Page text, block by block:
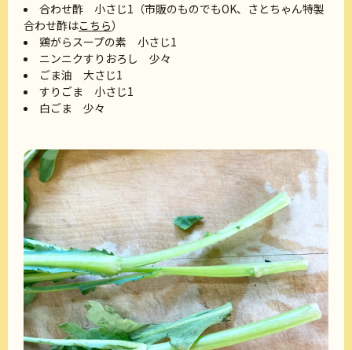
合わせ酢 小さじ1（市販のものでもOK、さとちゃん特製
合わせ酢はこちら）
鶏がらスープの素 小さじ1
ニンニクすりおろし 少々
ごま油 大さじ1
すりごま 小さじ1
白ごま 少々